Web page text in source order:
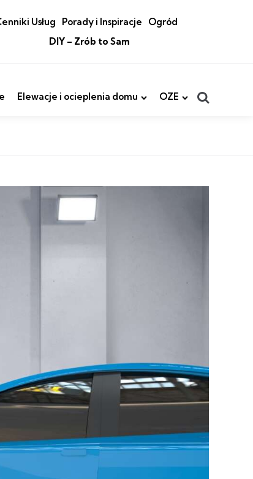
Usług Porady i Inspiracje
Ogród
DIY – Zrób to Sam
Elewacje i ocieplenia domu OZE